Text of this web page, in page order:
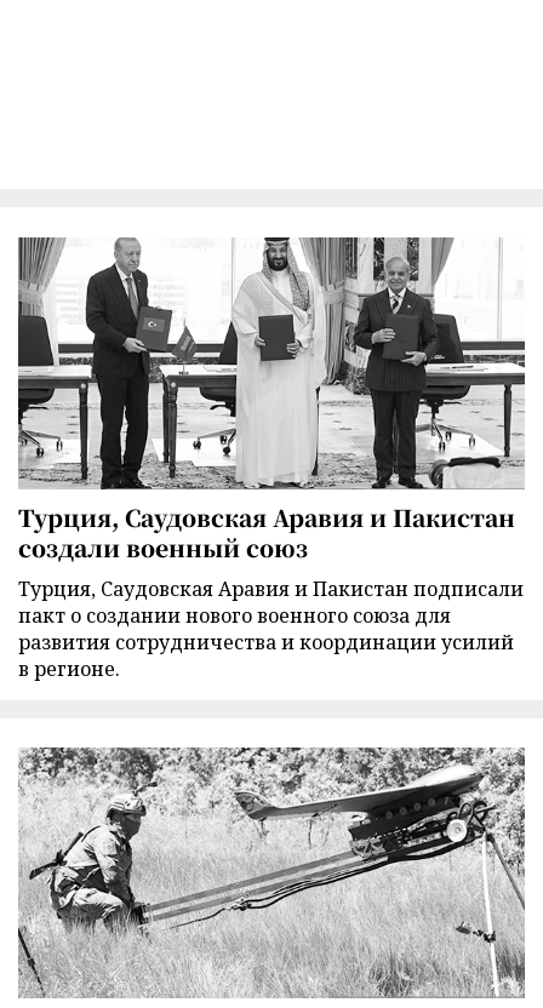
Турция, Саудовская Аравия и Пакистан
создали военный союз
Турция, Саудовская Аравия и Пакистан подписали
пакт о создании нового военного союза для
развития сотрудничества и координации усилий
в регионе.